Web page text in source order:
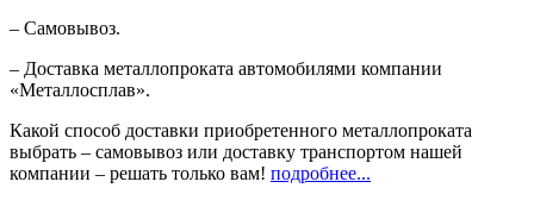
– Самовывоз.
– Доставка металлопроката автомобилями компании
«Металлосплав».
Какой способ доставки приобретенного металлопроката
выбрать – самовывоз или доставку транспортом нашей
компании – решать только вам! подробнее...